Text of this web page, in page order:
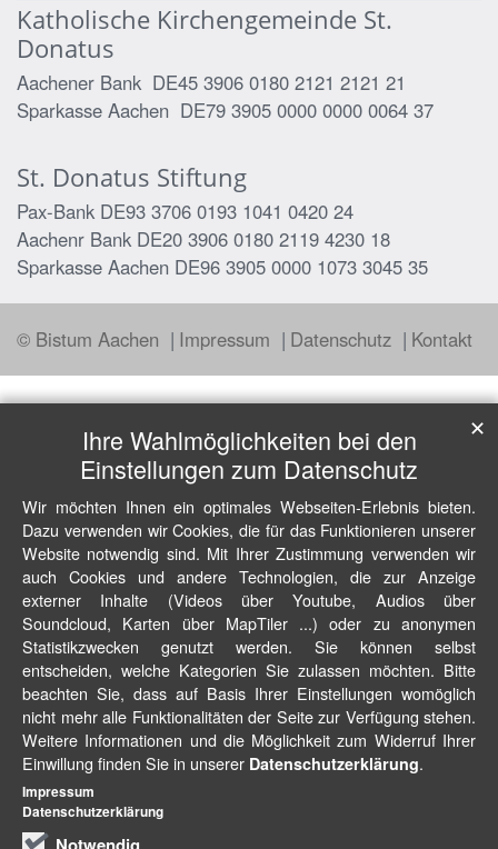
Katholische Kirchengemeinde St.
Donatus
Aachener Bank DE45 3906 0180 2121 2121 21
Sparkasse Aachen DE79 3905 0000 0000 0064 37
St. Donatus Stiftung
Pax-Bank DE93 3706 0193 1041 0420 24
Aachenr Bank DE20 3906 0180 2119 4230 18
Sparkasse Aachen DE96 3905 0000 1073 3045 35
© Bistum Aachen Impressum Datenschutz Kontakt
Ihre Wahlmöglichkeiten bei den
Einstellungen zum Datenschutz
Wir möchten Ihnen ein optimales Webseiten-Erlebnis bieten.
Dazu verwenden wir Cookies, die für das Funktionieren unserer
Website notwendig sind. Mit Ihrer Zustimmung verwenden wir
auch Cookies und andere Technologien, die zur Anzeige
externer Inhalte (Videos über Youtube, Audios über
Soundcloud, Karten über MapTiler ...) oder zu anonymen
Statistikzwecken genutzt werden. Sie können selbst
entscheiden, welche Kategorien Sie zulassen möchten. Bitte
beachten Sie, dass auf Basis Ihrer Einstellungen womöglich
nicht mehr alle Funktionalitäten der Seite zur Verfügung stehen.
Weitere Informationen und die Möglichkeit zum Widerruf Ihrer
Einwillung finden Sie in unserer Datenschutzerklärung.
✕
Impressum
Datenschutzerklärung